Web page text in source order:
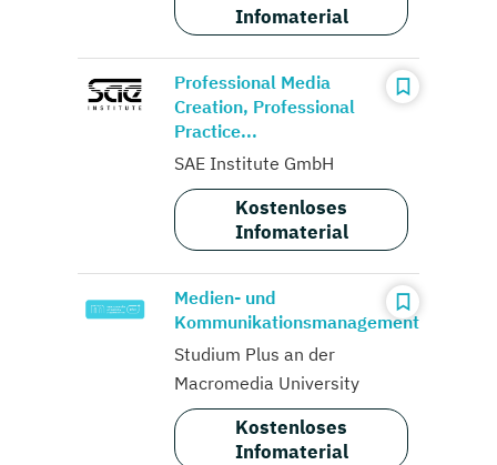
Infomaterial
Professional Media
Creation, Professional
Practice...
SAE Institute GmbH
Kostenloses
Infomaterial
Medien- und
Kommunikationsmanagement
Studium Plus an der
Macromedia University
Kostenloses
Infomaterial